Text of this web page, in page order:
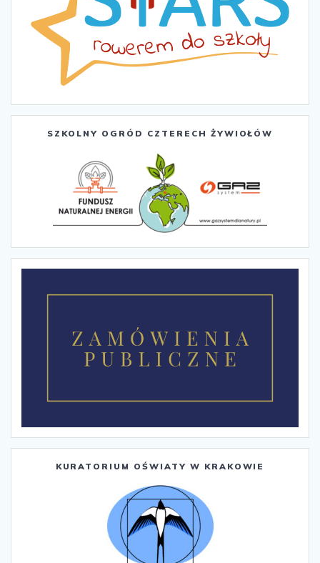
SZKOLNY OGRÓD CZTERECH ŻYWIOŁÓW
KURATORIUM OŚWIATY W KRAKOWIE